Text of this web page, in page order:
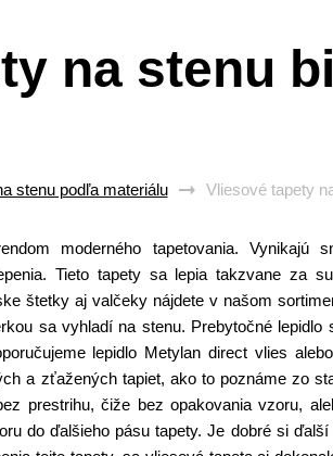
na stenu
stenu podľa materiálu Vliesové tapety
moderného tapetovania. Vynikajú
Tieto tapety sa lepia takzvane za
štetky aj valčeky nájdete v našom
sa vyhladí na stenu. Prebytočné lepidlo
lepidlo Metylan direct vlies
a zťažených tapiet, ako to poznáme zo
prestrihu, čiže bez opakovania vzoru,
do ďalšieho pásu tapety. Je dobré si